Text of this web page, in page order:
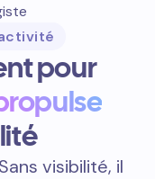
pour
visibilité, il